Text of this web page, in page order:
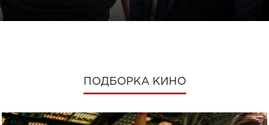
ПОДБОРКА КИНО